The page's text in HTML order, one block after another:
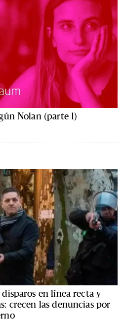
Nolan (parte 1)
en línea recta y
crecen las denuncias por